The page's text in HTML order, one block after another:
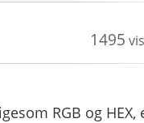
1495
RGB og HEX,